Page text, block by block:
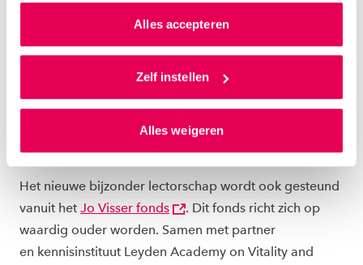
van jouw internetgedrag.
Als je op ‘Alles accepteren’ klikt dan geef je ons
toestemming om cookies voor social media en
gepersonaliseerde advertenties te plaatsen. Lees
cookiestatement. Via ‘Zelf instellen’ kun je ook zelf
instellen welke cookies we plaatsen. Je kunt je
ons cookiestatement.
Alles accepteren
Zelf instellen
Alles weigeren
samenwerking zijn onder andere: Samen Beslissen,
toepassing van technologie, en
lerende data ondersteunde organisaties.
PRAKTIJKGERICHT ONDERZOEK EN ONDERWIJS
JO VISSER FONDS
Het nieuwe bijzonder lectorschap wordt ook gesteund
vanuit het Jo Visser fonds
. Dit fonds richt zich op
waardig ouder worden. Samen met partner
en kennisinstituut Leyden Academy on Vitality and